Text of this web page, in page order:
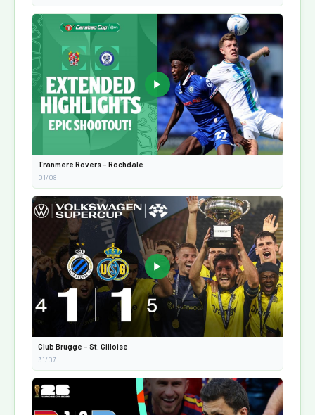
▶
Tranmere Rovers - Rochdale
01/08
▶
Club Brugge - St. Gilloise
31/07